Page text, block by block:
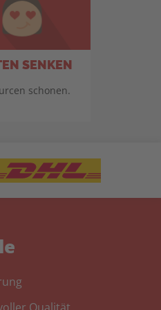
SENKEN
schonen.